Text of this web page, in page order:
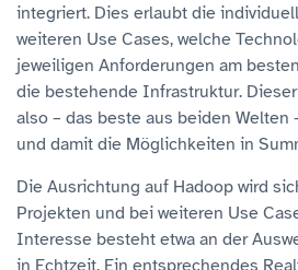
integriert. Dies erlaubt die
weiteren Use Cases, welche
jeweiligen Anforderungen am
die bestehende Infrastruktur.
also – das beste aus beiden Welten
und damit die Möglichkeiten in
Die Ausrichtung auf Hadoop wird
Projekten und bei weiteren Use
Interesse besteht etwa an der